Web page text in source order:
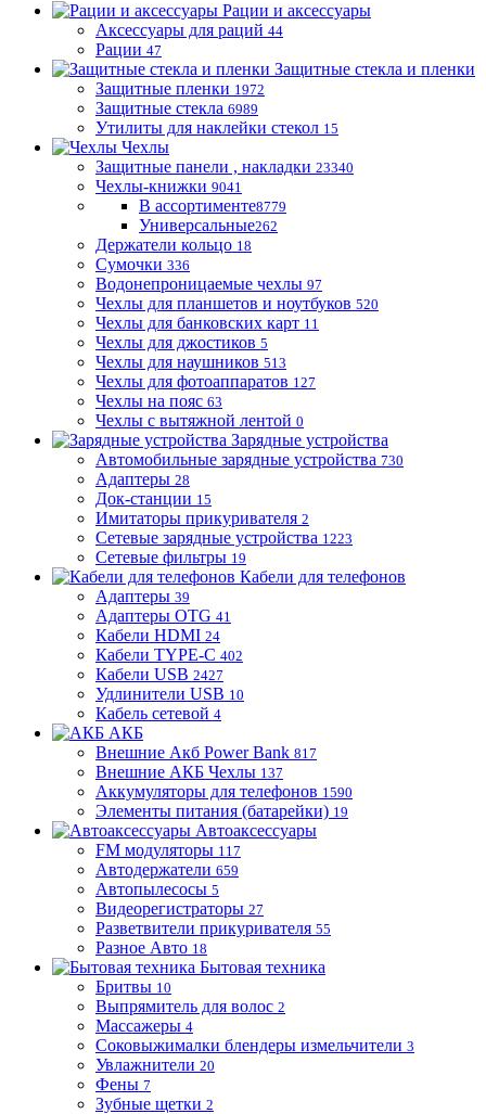
Рации и аксессуары
Аксессуары для раций 44
Рации 47
Защитные стекла и пленки
Защитные пленки 1972
Защитные стекла 6989
Утилиты для наклейки стекол 15
Чехлы
Защитные панели , накладки 23340
Чехлы-книжки 9041
В ассортименте8779
Универсальные262
Держатели кольцо 18
Сумочки 336
Водонепроницаемые чехлы 97
Чехлы для планшетов и ноутбуков 520
Чехлы для банковских карт 11
Чехлы для джостиков 5
Чехлы для наушников 513
Чехлы для фотоаппаратов 127
Чехлы на пояс 63
Чехлы с вытяжной лентой 0
Зарядные устройства
Автомобильные зарядные устройства 730
Адаптеры 28
Док-станции 15
Имитаторы прикуривателя 2
Сетевые зарядные устройства 1223
Сетевые фильтры 19
Кабели для телефонов
Адаптеры 39
Адаптеры OTG 41
Кабели HDMI 24
Кабели TYPE-C 402
Кабели USB 2427
Удлинители USB 10
Кабель сетевой 4
АКБ
Внешние Акб Power Bank 817
Внешние АКБ Чехлы 137
Аккумуляторы для телефонов 1590
Элементы питания (батарейки) 19
Автоаксессуары
FM модуляторы 117
Автодержатели 659
Автопылесосы 5
Видеорегистраторы 27
Разветвители прикуривателя 55
Разное Авто 18
Бытовая техника
Бритвы 10
Выпрямитель для волос 2
Массажеры 4
Соковыжималки блендеры измельчители 3
Увлажнители 20
Фены 7
Зубные щетки 2